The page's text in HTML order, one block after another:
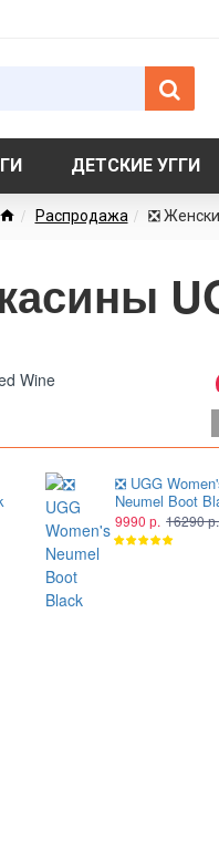
ДЕТСКИЕ УГГИ
Распродажа ❎
❎ UGG
Neumel Boot
9990 р. 16290 р.